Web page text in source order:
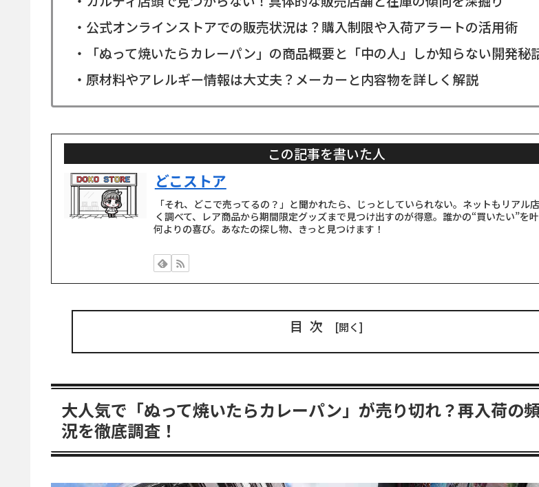
・公式オンラインストアでの販売状況は？購入制限や入荷アラートの活用術
・「ぬって焼いたらカレーパン」の商品概要と「中の人」しか知らない開発秘
・原材料やアレルギー情報は大丈夫？メーカーと内容物を詳しく解説
この記事を書いた人
どこストア
「それ、どこで売ってるの？」と聞かれたら、じっとしていられない。ネットもリアル
く調べて、レア商品から期間限定グッズまで見つけ出すのが得意。誰かの“買いたい”を
何よりの喜び。あなたの探し物、きっと見つけます！
目次
大人気で「ぬって焼いたらカレーパン」が売り切れ？再入荷の
況を徹底調査！